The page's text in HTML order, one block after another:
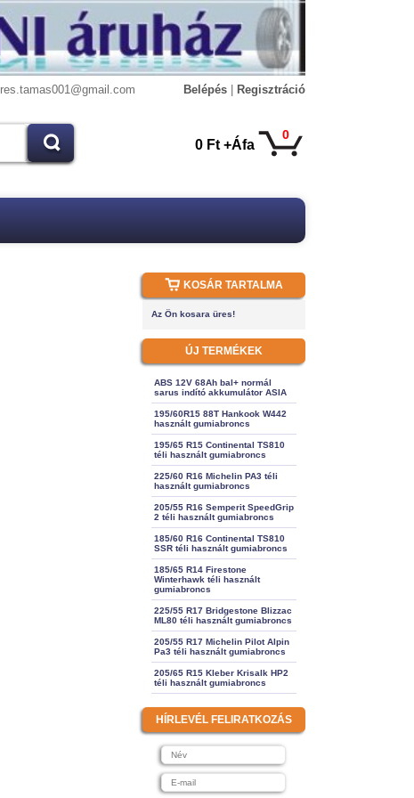
Belépés Regisztráció
0
0 Ft +Áfa
KOSÁR TARTALMA
Az Ön kosara üres!
ÚJ TERMÉKEK
ABS 12V 68Ah bal+ normál
sarus indító akkumulátor ASIA
195/60R15 88T Hankook W442
használt gumiabroncs
195/65 R15 Continental TS810
téli használt gumiabroncs
225/60 R16 Michelin PA3 téli
használt gumiabroncs
205/55 R16 Semperit SpeedGrip
2 téli használt gumiabroncs
185/60 R16 Continental TS810
SSR téli használt gumiabroncs
185/65 R14 Firestone
Winterhawk téli használt
gumiabroncs
225/55 R17 Bridgestone Blizzac
ML80 téli használt gumiabroncs
205/55 R17 Michelin Pilot Alpin
Pa3 téli használt gumiabroncs
205/65 R15 Kleber Krisalk HP2
téli használt gumiabroncs
HÍRLEVÉL FELIRATKOZÁS